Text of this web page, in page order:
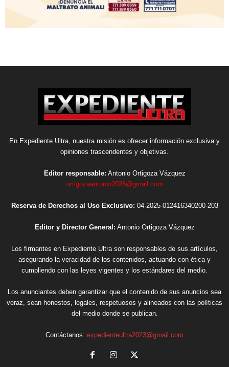
En Expediente Ultra, nuestra misión es ofrecer información exclusiva y
opiniones trascendentes y objetivas.
Editor responsable: Antonio Ortigoza Vázquez
ortigozaantonio2026@gmail.com
Reserva de Derechos al Uso Exclusivo: 04-2025-012416340200-203
Editor y Director General: Antonio Ortigoza Vázquez
Los firmantes en Expediente Ultra son responsables de sus artículos,
asegurando la veracidad de los contenidos, actuando con ética y
cumpliendo con las leyes vigentes y los estándares del medio.
Los anunciantes deben garantizar que el contenido de sus anuncios sea
veraz, sean honestos, legales, respetuosos y alineados con las políticas
del medio donde se publican.
Contáctanos: expedienteultra2023@gmail.com